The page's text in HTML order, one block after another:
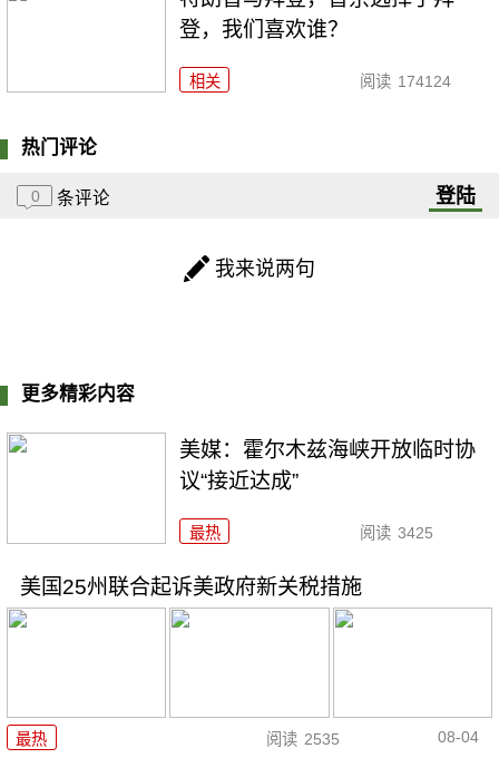
登，我们喜欢谁？
相关 阅读 174124
热门评论
0 条评论 登陆
我来说两句
更多精彩内容
美媒：霍尔木兹海峡开放临时协
议“接近达成”
最热 阅读 3425
美国25州联合起诉美政府新关税措施
最热 阅读 2535 08-04